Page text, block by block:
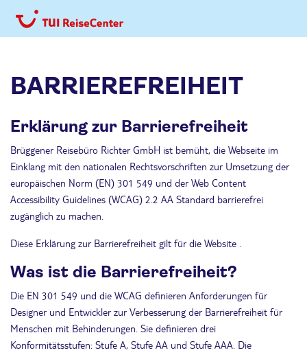
BARRIEREFREIHEIT
Erklärung zur Barrierefreiheit
Brüggener Reisebüro Richter GmbH ist bemüht, die Webseite im
Einklang mit den nationalen Rechtsvorschriften zur Umsetzung der
europäischen Norm (EN) 301 549 und der Web Content
Accessibility Guidelines (WCAG) 2.2 AA Standard barrierefrei
zugänglich zu machen.
Diese Erklärung zur Barrierefreiheit gilt für die Website .
Was ist die Barrierefreiheit?
Die EN 301 549 und die WCAG definieren Anforderungen für
Designer und Entwickler zur Verbesserung der Barrierefreiheit für
Menschen mit Behinderungen. Sie definieren drei
Konformitätsstufen: Stufe A, Stufe AA und Stufe AAA. Die